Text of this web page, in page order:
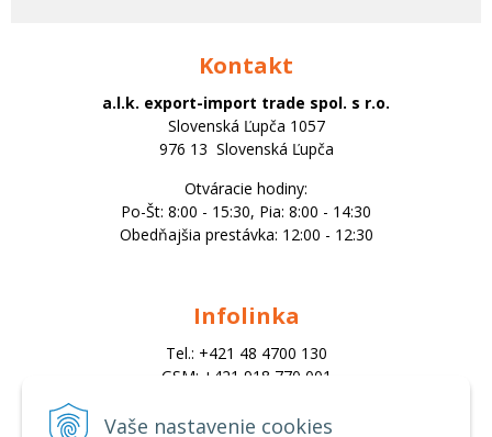
Vaše nastavenie cookies
Kontakt
a.l.k. export-import trade spol. s r.o.
Slovenská Ľupča 1057
976 13 Slovenská Ľupča
Otváracie hodiny:
Po-Št: 8:00 - 15:30, Pia: 8:00 - 14:30
Obedňajšia prestávka: 12:00 - 12:30
Infolinka
Tel.: +421 48 4700 130
GSM: +421 918 770 001
trade@alk.sk